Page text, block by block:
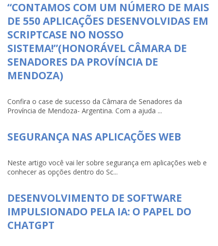
“CONTAMOS COM UM NÚMERO DE MAIS
DE 550 APLICAÇÕES DESENVOLVIDAS EM
SCRIPTCASE NO NOSSO
SISTEMA!”(HONORÁVEL CÂMARA DE
SENADORES DA PROVÍNCIA DE
MENDOZA)
Confira o case de sucesso da Câmara de Senadores da
Província de Mendoza- Argentina. Com a ajuda ...
SEGURANÇA NAS APLICAÇÕES WEB
Neste artigo você vai ler sobre segurança em aplicações web e
conhecer as opções dentro do Sc...
DESENVOLVIMENTO DE SOFTWARE
IMPULSIONADO PELA IA: O PAPEL DO
CHATGPT